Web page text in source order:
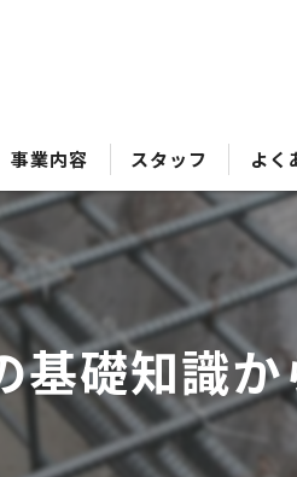
事業内容 スタッフ よく
基礎知識